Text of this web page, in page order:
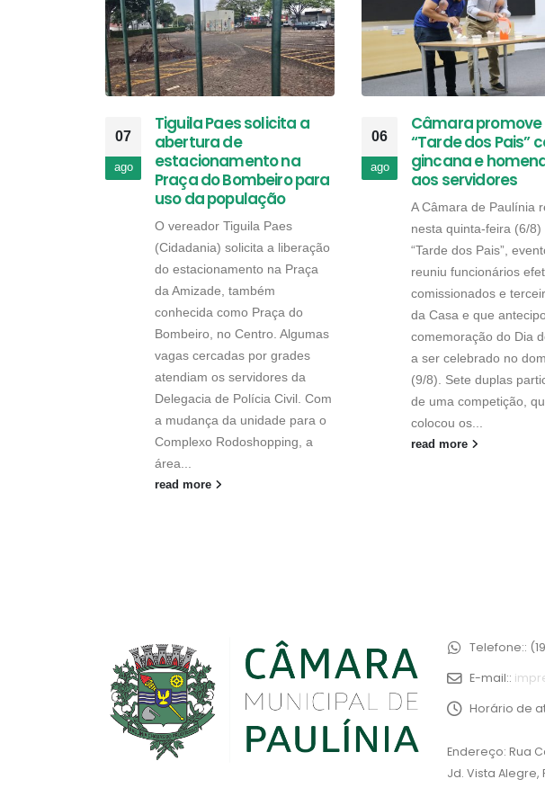
07
ago
Tiguila Paes solicita a
abertura de
estacionamento na
Praça do Bombeiro para
uso da população
O vereador Tiguila Paes
(Cidadania) solicita a liberação
do estacionamento na Praça
da Amizade, também
conhecida como Praça do
Bombeiro, no Centro. Algumas
vagas cercadas por grades
atendiam os servidores da
Delegacia de Polícia Civil. Com
a mudança da unidade para o
Complexo Rodoshopping, a
área...
read more
06
ago
Câmara promove
“Tarde dos Pais”
gincana e
aos servidores
A Câmara de Paulínia
nesta quinta-feira (6/8)
“Tarde dos Pais”,
reuniu funcionários
comissionados e
da Casa e que
comemoração do Dia
a ser celebrado no
(9/8). Sete duplas
de uma competição,
colocou os...
read more
Telefone::
E-mail::
Horário de
Endereço: Rua
Jd. Vista Alegre,